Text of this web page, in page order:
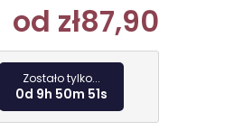
od zł87,90
Cena
Zostało tylko...
0d 9h 50m 50s